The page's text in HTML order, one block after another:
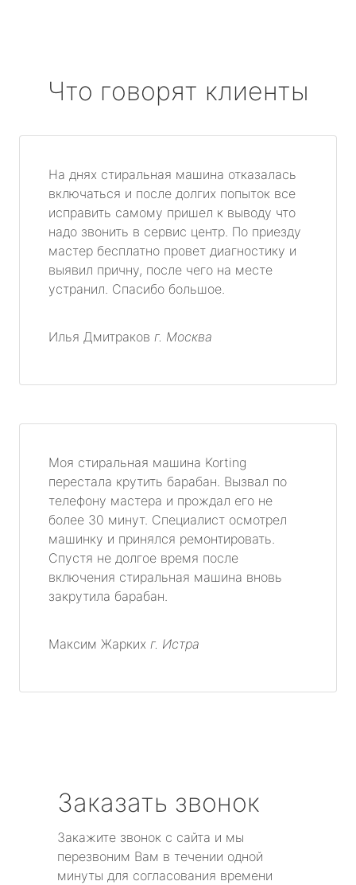
Что говорят клиенты
На днях стиральная машина отказалась
включаться и после долгих попыток все
исправить самому пришел к выводу что
надо звонить в сервис центр. По приезду
мастер бесплатно провет диагностику и
выявил причну, после чего на месте
устранил. Спасибо большое.
Илья Дмитраков г. Москва
Моя стиральная машина Korting
перестала крутить барабан. Вызвал по
телефону мастера и прождал его не
более 30 минут. Специалист осмотрел
машинку и принялся ремонтировать.
Спустя не долгое время после
включения стиральная машина вновь
закрутила барабан.
Максим Жарких г. Истра
Заказать звонок
Закажите звонок с сайта и мы
перезвоним Вам в течении одной
минуты для согласования времени